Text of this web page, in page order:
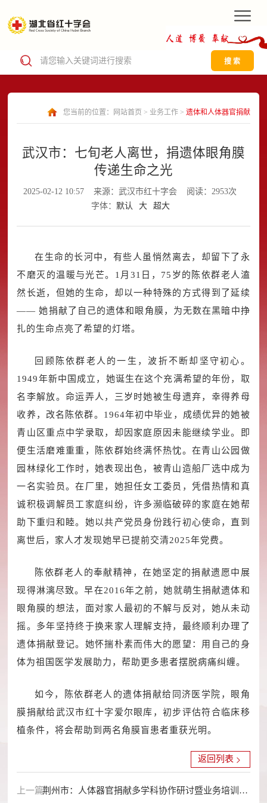
搜 索
您当前的位置： 网站首页 > 业务工作> 遗体和人体器官捐献
武汉市：七旬老人离世，捐遗体眼角膜
传递生命之光
2025-02-12 10:57 来源：武汉市红十字会
阅读：2953次
字体： 默认 大 超大
在生命的长河中，有些人虽悄然离去，却留下了永
不磨灭的温暖与光芒。1月31日，75岁的陈依群老人溘
然长逝，但她的生命，却以一种特殊的方式得到了延续
—— 她捐献了自己的遗体和眼角膜，为无数在黑暗中挣
扎的生命点亮了希望的灯塔。
回顾陈依群老人的一生，波折不断却坚守初心。
1949年新中国成立，她诞生在这个充满希望的年份，取
名李解放。命运弄人，三岁时她被生母遗弃，幸得养母
收养，改名陈依群。1964年初中毕业，成绩优异的她被
青山区重点中学录取，却因家庭原因未能继续学业。即
便生活磨难重重，陈依群始终满怀热忱。在青山公园做
园林绿化工作时，她表现出色，被青山造船厂选中成为
一名实验员。在厂里，她担任女工委员，凭借热情和真
诚积极调解员工家庭纠纷，许多濒临破碎的家庭在她帮
助下重归和睦。她以共产党员身份践行初心使命，直到
离世后，家人才发现她早已提前交清2025年党费。
陈依群老人的奉献精神，在她坚定的捐献遗愿中展
现得淋漓尽致。早在2016年之前，她就萌生捐献遗体和
眼角膜的想法，面对家人最初的不解与反对，她从未动
摇。多年坚持终于换来家人理解支持，最终顺利办理了
遗体捐献登记。她怀揣朴素而伟大的愿望：用自己的身
体为祖国医学发展助力，帮助更多患者摆脱病痛纠缠。
如今，陈依群老人的遗体捐献给同济医学院，眼角
膜捐献给武汉市红十字爱尔眼库，初步评估符合临床移
植条件，将会帮助到两名角膜盲患者重获光明。
上一篇：荆州市：人体器官捐献多学科协作研讨暨业务培训班
返回列表